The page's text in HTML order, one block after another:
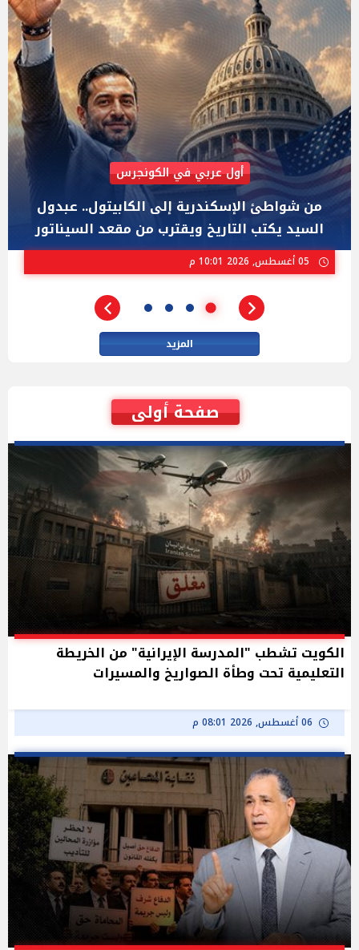
AIPAC رصدت 30 مليون دولار لإضعافه
"عبد الرحمن السيد" المصري الذى يواجه "هايلي
ستيفنز" وإيباك الاسرائيلية بإنتخابات ميشيجان
المزيد
صفحة أولى
الكويت تشطب "المدرسة الإيرانية" من الخريطة
التعليمية تحت وطأة الصواريخ والمسيرات
06 أغسطس, 2026 08:01 م